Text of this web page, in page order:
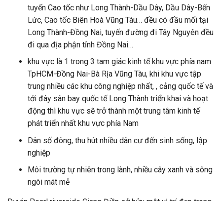
tuyến Cao tốc như Long Thành-Dầu Dây, Dầu Dây-Bến
Lức, Cao tốc Biên Hoà Vũng Tàu… đều có đầu mối tại
Long Thành-Đồng Nai, tuyến đường đi Tây Nguyên đều
đi qua địa phận tỉnh Đồng Nai…
khu vực là 1 trong 3 tam giác kinh tế khu vực phía nam
TpHCM-Đồng Nai-Bà Rịa Vũng Tàu, khi khu vực tập
trung nhiều các khu công nghiệp nhất, , cảng quốc tế và
tới đây sân bay quốc tế Long Thành triển khai và hoạt
động thì khu vực sẽ trở thành một trung tâm kinh tế
phát triển nhất khu vực phía Nam
Dân số đông, thu hút nhiều dân cư đến sinh sống, lập
nghiệp
Môi trường tự nhiên trong lành, nhiều cây xanh và sông
ngòi mát mẻ